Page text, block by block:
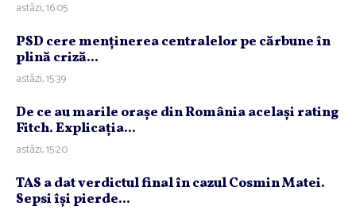
astăzi, 16:05
PSD cere menţinerea centralelor pe cărbune în
plină criză...
astăzi, 15:39
De ce au marile oraşe din România acelaşi rating
Fitch. Explicaţia...
astăzi, 15:20
TAS a dat verdictul final în cazul Cosmin Matei.
Sepsi îşi pierde...